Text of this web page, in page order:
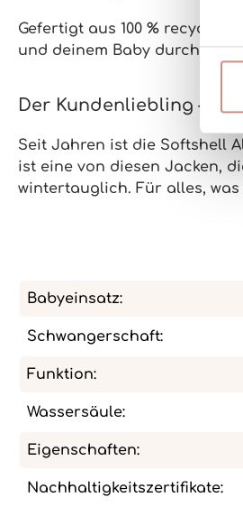
Gefertigt aus 100 %
und deinem Baby
Der Kundenliebling –
Seit Jahren ist die Softshell
ist eine von diesen Jacken,
wintertauglich. Für alles,
Babyeinsatz:
Schwangerschaft:
Funktion:
Wassersäule:
Eigenschaften:
Nachhaltigkeitszertifikate: